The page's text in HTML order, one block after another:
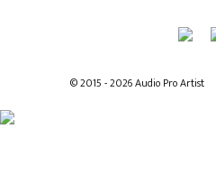
© 2015 - 2026 Audio Pro Artist